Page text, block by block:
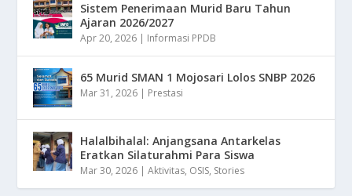
Sistem Penerimaan Murid Baru Tahun
Ajaran 2026/2027
Apr 20, 2026 | Informasi PPDB
65 Murid SMAN 1 Mojosari Lolos SNBP 2026
Mar 31, 2026 | Prestasi
Halalbihalal: Anjangsana Antarkelas
Eratkan Silaturahmi Para Siswa
Mar 30, 2026 |Aktivitas, OSIS, Stories